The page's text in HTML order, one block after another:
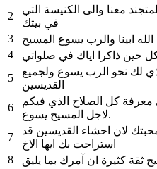
2
معنا والى الكنيسة التي
في بيتك
3
ابينا والرب يسوع المسيح
4
حين ذاكرا اياك في صلواتي
5
لك نحو الرب يسوع ولجميع
القديسين
6
كل الصلاح الذي فيكم
لاجل المسيح يسوع.
7
لان احشاء القديسين قد
استراحت بك ايها الاخ
8
ثقة كثيرة ان آمرك بما يليق